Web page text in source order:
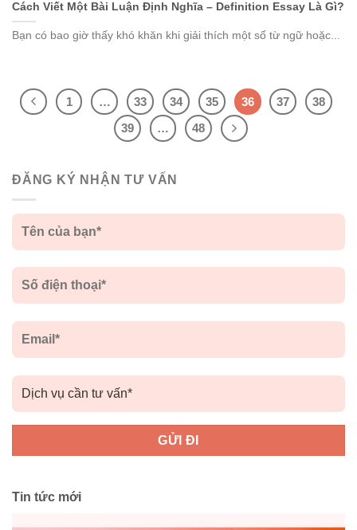
Cách Viết Một Bài Luận Định Nghĩa – Definition Essay Là Gì?
Bạn có bao giờ thấy khó khăn khi giải thích một số từ ngữ hoặc...
1 … 33 34 35 36 37
38
39
… 48
ĐĂNG KÝ NHẬN TƯ VẤN
Tin tức mới